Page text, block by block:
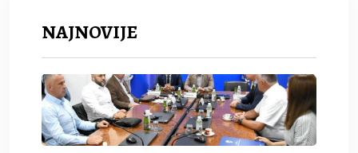
NAJNOVIJE